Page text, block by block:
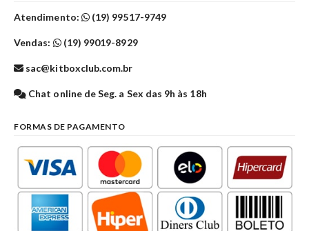
Atendimento: (19) 99517-9749
Vendas: (19) 99019-8929
sac@kitboxclub.com.br
Chat online de Seg. a Sex das 9h às 18h
FORMAS DE PAGAMENTO